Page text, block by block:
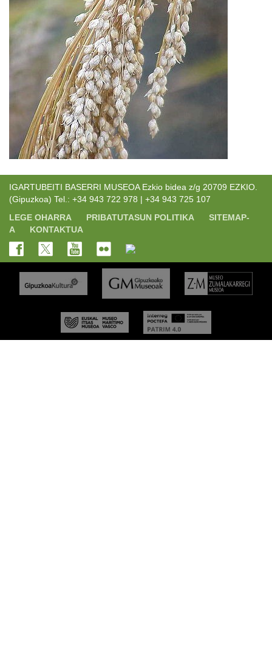
IGARTUBEITI BASERRI MUSEOA Ezkio bidea z/g 20709 EZKIO.
(Gipuzkoa) Tel.: +34 943 722 978 | +34 943 725 107
LEGE OHARRA
PRIBATUTASUN POLITIKA
SITEMAP-
A
KONTAKTUA